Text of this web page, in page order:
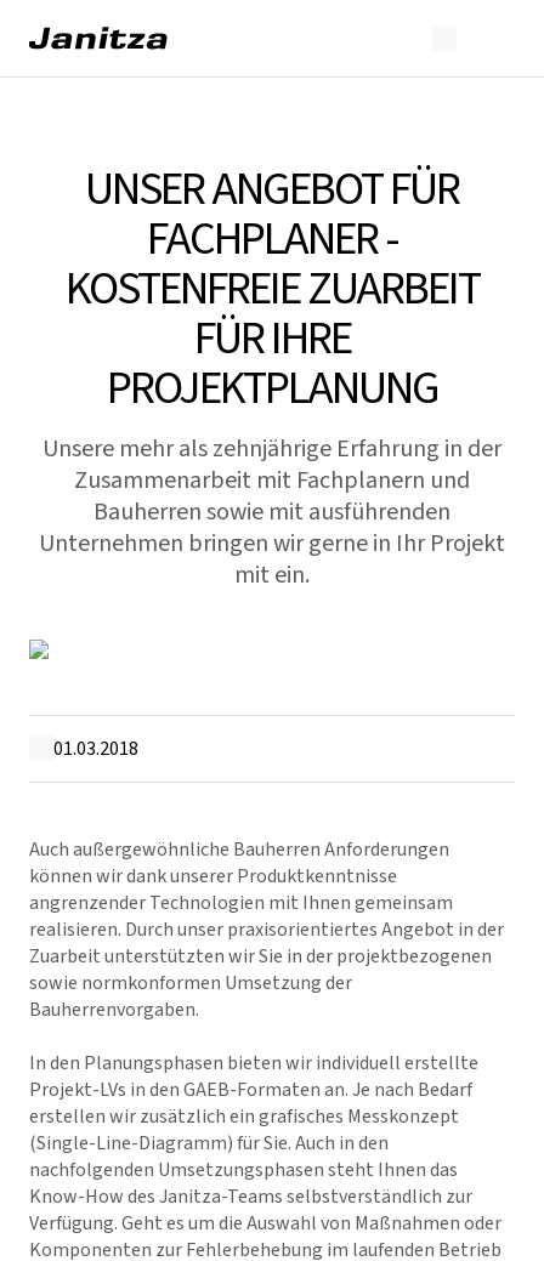
UNSER ANGEBOT FÜR
FACHPLANER -
KOSTENFREIE ZUARBEIT
FÜR IHRE
PROJEKTPLANUNG
Unsere mehr als zehnjährige Erfahrung in der
Zusammenarbeit mit Fachplanern und
Bauherren sowie mit ausführenden
Unternehmen bringen wir gerne in Ihr Projekt
mit ein.
01.03.2018
Auch außergewöhnliche Bauherren Anforderungen
können wir dank unserer Produktkenntnisse
angrenzender Technologien mit Ihnen gemeinsam
realisieren. Durch unser praxisorientiertes Angebot in der
Zuarbeit unterstützten wir Sie in der projektbezogenen
sowie normkonformen Umsetzung der
Bauherrenvorgaben.
In den Planungsphasen bieten wir individuell erstellte
Projekt-LVs in den GAEB-Formaten an. Je nach Bedarf
erstellen wir zusätzlich ein grafisches Messkonzept
(Single-Line-Diagramm) für Sie. Auch in den
nachfolgenden Umsetzungsphasen steht Ihnen das
Know-How des Janitza-Teams selbstverständlich zur
Verfügung. Geht es um die Auswahl von Maßnahmen oder
Komponenten zur Fehlerbehebung im laufenden Betrieb